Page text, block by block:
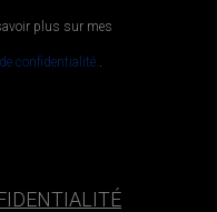
plus sur mes
confidentialité..